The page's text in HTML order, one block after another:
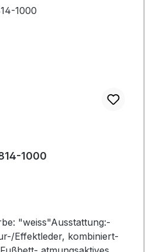
1000
"weiss"Ausstattung:-
Effektleder, kombiniert-